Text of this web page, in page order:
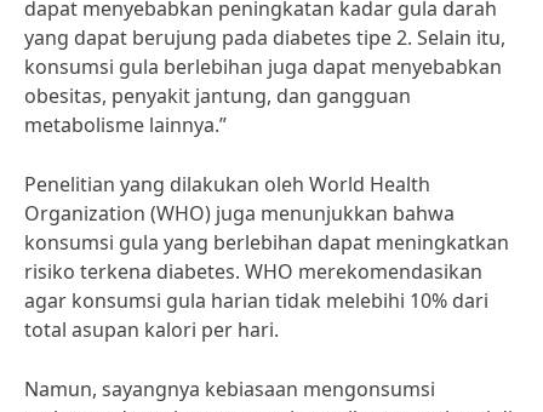
dapat menyebabkan peningkatan kadar gula darah
yang dapat berujung pada diabetes tipe 2. Selain itu,
konsumsi gula berlebihan juga dapat menyebabkan
obesitas, penyakit jantung, dan gangguan
metabolisme lainnya.”
Penelitian yang dilakukan oleh World Health
Organization (WHO) juga menunjukkan bahwa
konsumsi gula yang berlebihan dapat meningkatkan
risiko terkena diabetes. WHO merekomendasikan
agar konsumsi gula harian tidak melebihi 10% dari
total asupan kalori per hari.
Namun, sayangnya kebiasaan mengonsumsi